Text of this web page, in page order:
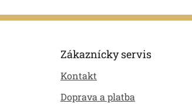
Zákaznícky servis
Kontakt
Doprava a platba